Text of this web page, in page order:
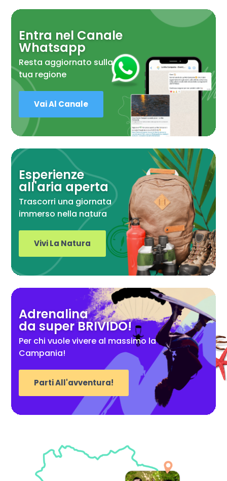
Entra nel Canale
Whatsapp
Resta aggiornato sulla
tua regione
Vai Al Canale
Esperienze
all'aria aperta
Trascorri una giornata
immerso nella natura
Vivi La Natura
Adrenalina
da super BRIVIDO!
Per chi vuole vivere al massimo la
Campania!
Parti All'avventura!